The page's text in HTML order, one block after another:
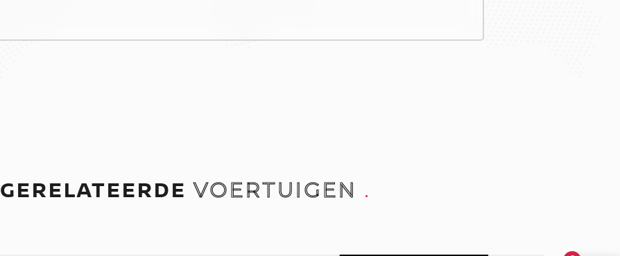
GERELATEERDEVOERTUIGEN .